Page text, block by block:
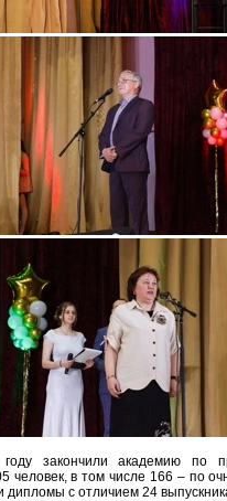
закончили академию по
человек, в том числе 166 – по
дипломы с отличием 24